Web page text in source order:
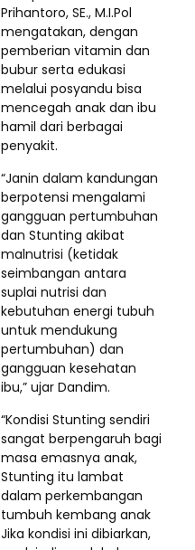
Prihantoro, SE., M.I.Pol
mengatakan, dengan
pemberian vitamin dan
bubur serta edukasi
melalui posyandu bisa
mencegah anak dan ibu
hamil dari berbagai
penyakit.
“Janin dalam kandungan
berpotensi mengalami
gangguan pertumbuhan
dan Stunting akibat
malnutrisi (ketidak
seimbangan antara
suplai nutrisi dan
kebutuhan energi tubuh
untuk mendukung
pertumbuhan) dan
gangguan kesehatan
ibu,” ujar Dandim.
“Kondisi Stunting sendiri
sangat berpengaruh bagi
masa emasnya anak,
Stunting itu lambat
dalam perkembangan
tumbuh kembang anak
Jika kondisi ini dibiarkan,